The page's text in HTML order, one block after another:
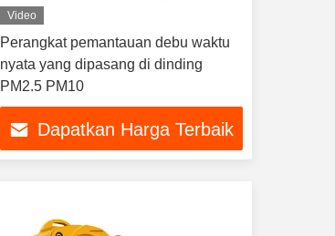
Video
Perangkat pemantauan debu waktu
nyata yang dipasang di dinding
PM2.5 PM10
Dapatkan Harga Terbaik